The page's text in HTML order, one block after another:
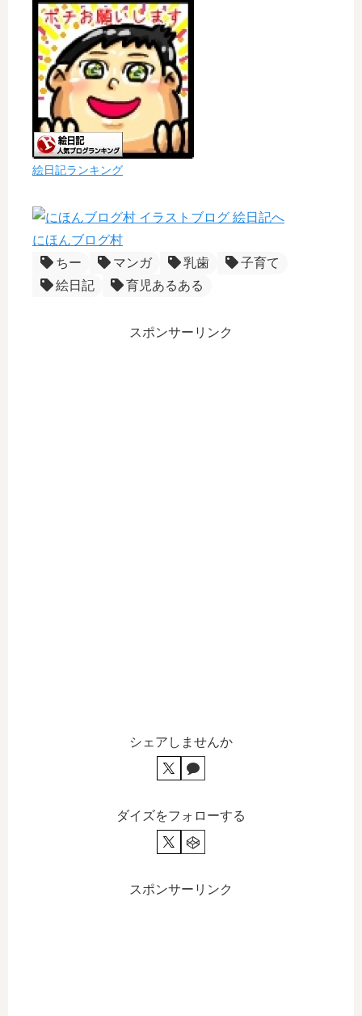
絵日記ランキング
にほんブログ村
ちー
マンガ 乳歯
子育て
絵日記
育児あるある
スポンサーリンク
シェアしませんか
ダイズをフォローする
スポンサーリンク